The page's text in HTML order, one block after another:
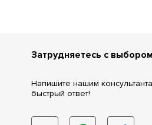
Затрудняетесь с
Напишите нашим
быстрый ответ!